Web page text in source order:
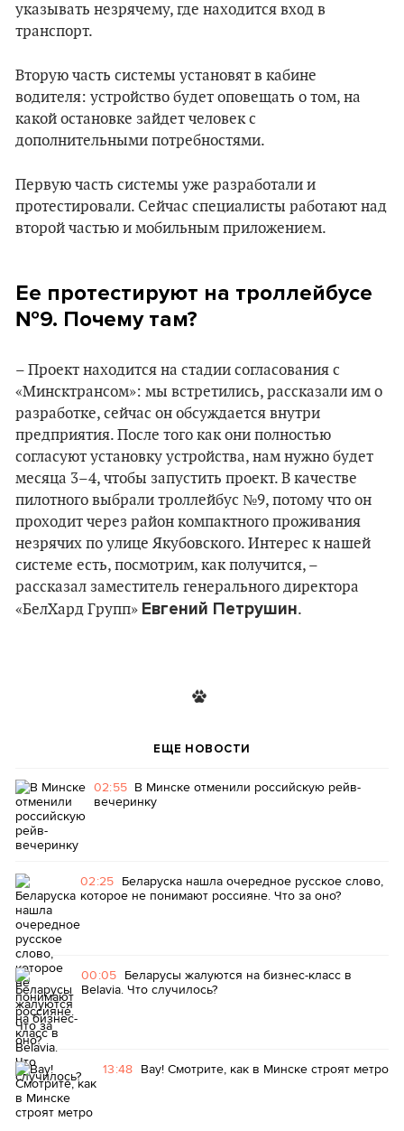
указывать незрячему, где находится вход в
транспорт.
Вторую часть системы установят в кабине
водителя: устройство будет оповещать о том, на
какой остановке зайдет человек с
дополнительными потребностями.
Первую часть системы уже разработали и
протестировали. Сейчас специалисты работают над
второй частью и мобильным приложением.
Ее протестируют на троллейбусе
№9. Почему там?
– Проект находится на стадии согласования с
«Минсктрансом»: мы встретились, рассказали им о
разработке, сейчас он обсуждается внутри
предприятия. После того как они полностью
согласуют установку устройства, нам нужно будет
месяца 3–4, чтобы запустить проект. В качестве
пилотного выбрали троллейбус №9, потому что он
проходит через район компактного проживания
незрячих по улице Якубовского. Интерес к нашей
системе есть, посмотрим, как получится, –
рассказал заместитель генерального директора
«БелХард Групп» Евгений Петрушин.
ЕЩЕ НОВОСТИ
02:55 В Минске отменили российскую рейв-
вечеринку
02:25 Беларуска нашла очередное русское слово,
которое не понимают россияне. Что за оно?
00:05 Беларусы жалуются на бизнес-класс в
Belavia. Что случилось?
13:48 Вау! Смотрите, как в Минске строят метро